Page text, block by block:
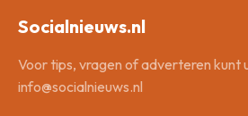
Socialnieuws.nl
Voor tips, vragen of adverteren kunt
info@socialnieuws.nl